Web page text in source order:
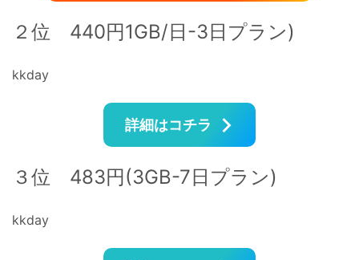
２位 440円1GB/日-3日プラン)
kkday
詳細はコチラ
３位 483円(3GB-7日プラン)
kkday